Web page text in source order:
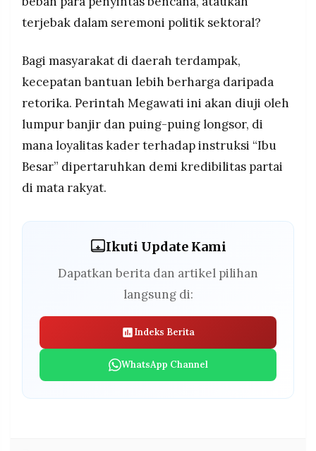
terjebak dalam seremoni politik sektoral?
Bagi masyarakat di daerah terdampak,
kecepatan bantuan lebih berharga daripada
retorika. Perintah Megawati ini akan diuji oleh
lumpur banjir dan puing-puing longsor, di
mana loyalitas kader terhadap instruksi “Ibu
Besar” dipertaruhkan demi kredibilitas partai
di mata rakyat.
Ikuti Update Kami
Dapatkan berita dan artikel pilihan
langsung di:
Indeks Berita
WhatsApp Channel